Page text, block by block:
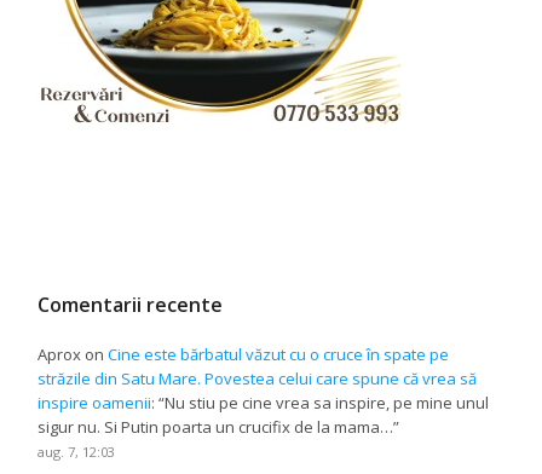
Comentarii recente
Aprox onCine este bărbatul văzut cu o cruce în spate pe
străzile din Satu Mare. Povestea celui care spune că vrea să
inspire oamenii: “Nu stiu pe cine vrea sa inspire, pe mine unul
sigur nu. Si Putin poarta un crucifix de la mama…”
aug. 7, 12:03